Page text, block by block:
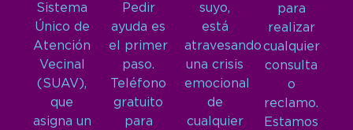
Sistema
Único de
Atención
Vecinal
(SUAV),
que
asigna un
Pedir
ayuda es
el primer
paso.
Teléfono
gratuito
para
suyo,
está
atravesando
una crisis
emocional
de
cualquier
para
realizar
cualquier
consulta
o
reclamo.
Estamos